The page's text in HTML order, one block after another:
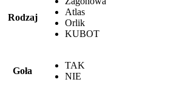
Rodzaj
Atlas
Orlik
KUBOT
Goła
TAK
NIE